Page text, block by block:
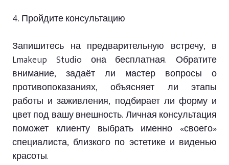
4. Пройдите консультацию
Запишитесь на предварительную встречу, в
Lmakeup Studio она бесплатная. Обратите
внимание, задаёт ли мастер вопросы о
противопоказаниях, объясняет ли этапы
работы и заживления, подбирает ли форму и
цвет под вашу внешность. Личная консультация
поможет клиенту выбрать именно «своего»
специалиста, близкого по эстетике и виденью
красоты.